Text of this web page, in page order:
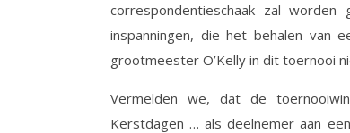
correspondentieschaak zal
inspanningen, die het behalen van
grootmeester O’Kelly in dit toernooi
Vermelden we, dat de
Kerstdagen … als deelnemer aan